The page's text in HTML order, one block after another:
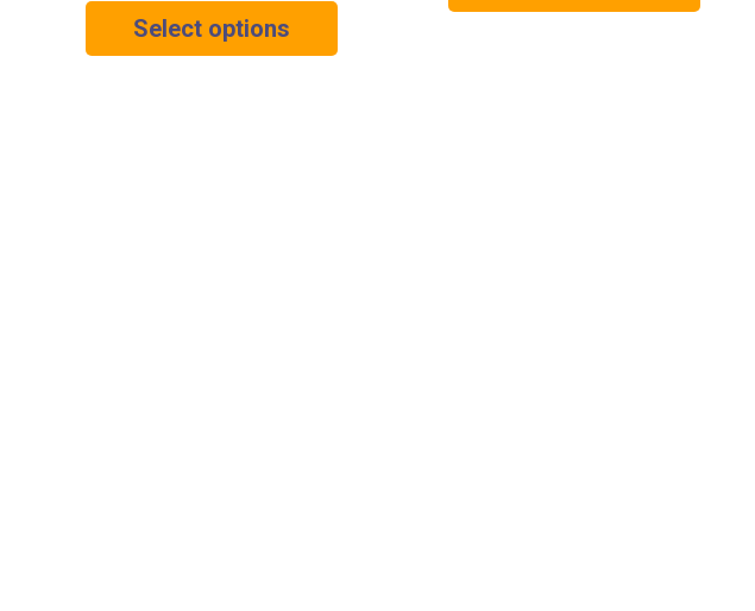
Select options